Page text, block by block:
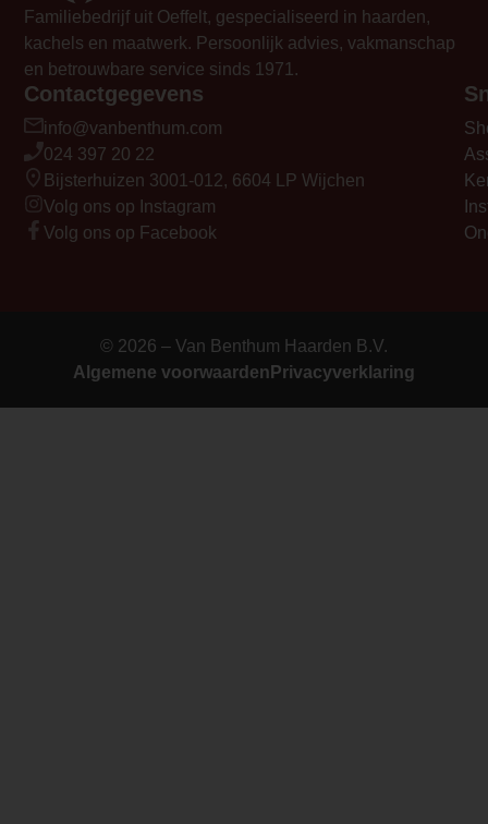
mee bij inbouw.</p>
Element Builder for
Description
— Please Select —
video_youtube_code_0
https://youtu.be/1BAdiU6kRYw
Familiebedrijf uit Oeffelt, gespecialiseerd in haarden,
kachels en maatwerk. Persoonlijk advies, vakmanschap
en betrouwbare service sinds 1971.
Contactgegevens
info@vanbenthum.com
024 397 20 22
Bijsterhuizen 3001-012, 6604 LP Wijchen
Volg ons op Instagram
Volg ons op Facebook
© 2026 – Van Benthum Haarden B.V.
Algemene voorwaarden Privacyverklaring